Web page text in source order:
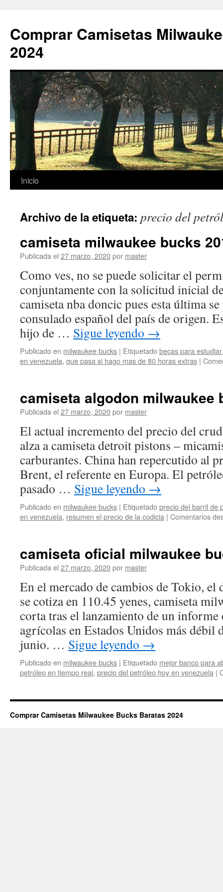
Comprar Camisetas
2024
Saltar
contenido
Inicio
Archivo de la etiqueta: precio del
camiseta milwaukee bucks
Publicada el 27 marzo, 2020por master
Como ves, no se puede solicitar el
conjuntamente con la solicitud inicial
camiseta nba doncic pues esta última
consulado español del país de origen.
hijo de … Sigue leyendo →
Publicado en milwaukee bucks | Etiquetadobecas para
en venezuela, que pasa si hago mas de 80 horas extras |
camiseta algodon milwaukee
Publicada el 27 marzo, 2020por master
El actual incremento del precio del
alza a camiseta detroit pistons –
carburantes. China han repercutido al
Brent, el referente en Europa. El
pasado … Sigue leyendo →
Publicado en milwaukee bucks | Etiquetadoprecio del barril de
en venezuela, resumen el precio de la codicia | Comentarios
camiseta oficial milwaukee
Publicada el 27 marzo, 2020por master
En el mercado de cambios de Tokio, el
se cotiza en 110.45 yenes, camiseta
corta tras el lanzamiento de un informe
agrícolas en Estados Unidos más débil
junio. … Sigue leyendo →
Publicado en milwaukee bucks | Etiquetado mejor banco para
petróleo en tiempo real, precio del petróleo hoy en venezuela |
Comprar Camisetas Milwaukee Bucks Baratas 2024